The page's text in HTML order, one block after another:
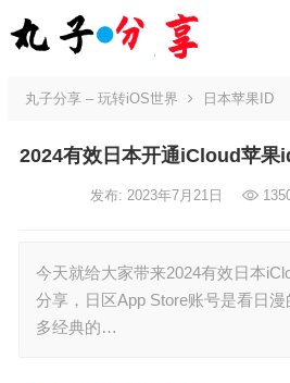
丸子分享 – 玩转iOS世界 日本苹果ID
2024有效日本开通iCloud苹果
发布: 2023年7月21日
今天就给大家带来2024有效日本
分享，日区App Store账号是看日
多经典的…